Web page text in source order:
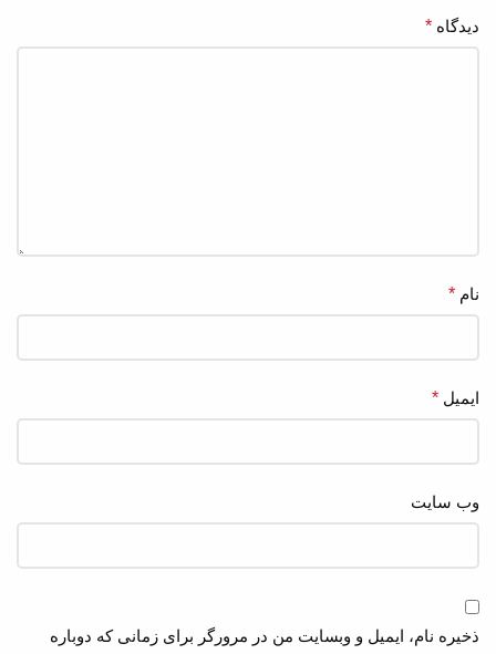
دیدگاه *
نام *
ایمیل *
وب‌ سایت
ذخیره نام، ایمیل و وبسایت من در مرورگر برای زمانی که دوباره